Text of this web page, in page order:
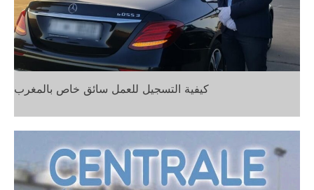
كيفية التسجيل للعمل سائق خاص بالمغرب